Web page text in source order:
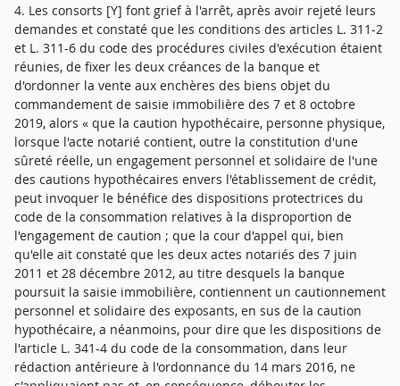
4. Les consorts [Y] font grief à l'arrêt, après avoir rejeté leurs
demandes et constaté que les conditions des articles L. 311-2
et L. 311-6 du code des procédures civiles d'exécution étaient
réunies, de fixer les deux créances de la banque et
d'ordonner la vente aux enchères des biens objet du
commandement de saisie immobilière des 7 et 8 octobre
2019, alors « que la caution hypothécaire, personne physique,
lorsque l'acte notarié contient, outre la constitution d'une
sûreté réelle, un engagement personnel et solidaire de l'une
des cautions hypothécaires envers l'établissement de crédit,
peut invoquer le bénéfice des dispositions protectrices du
code de la consommation relatives à la disproportion de
l'engagement de caution ; que la cour d'appel qui, bien
qu'elle ait constaté que les deux actes notariés des 7 juin
2011 et 28 décembre 2012, au titre desquels la banque
poursuit la saisie immobilière, contiennent un cautionnement
personnel et solidaire des exposants, en sus de la caution
hypothécaire, a néanmoins, pour dire que les dispositions de
l'article L. 341-4 du code de la consommation, dans leur
rédaction antérieure à l'ordonnance du 14 mars 2016, ne